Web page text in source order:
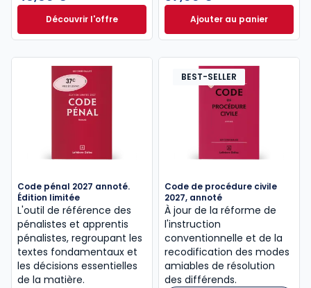
Découvrir l'offreLe guide pénal 2026. 27e éd. à partir de
Dès
Ajouter au panier
Code de
Code pénal 2027 annoté.
Édition limitée
L'outil de référence des
pénalistes et apprentis
pénalistes, regroupant les
textes fondamentaux et
les décisions essentielles
de la matière.
BEST-SELLER
Code de procédure civile
2027, annoté
À jour de la réforme de
l'instruction
conventionnelle et de la
recodification des modes
amiables de résolution
des différends.